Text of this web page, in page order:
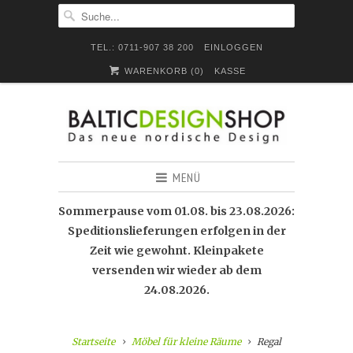
TEL.: 0711-907 38 200 EINLOGGEN
WARENKORB (0) KASSE
MENÜ
Sommerpause vom 01.08. bis 23.08.2026:
Speditionslieferungen erfolgen in der
Zeit wie gewohnt. Kleinpakete
versenden wir wieder ab dem
24.08.2026.
Startseite Möbel für kleine Räume Regal